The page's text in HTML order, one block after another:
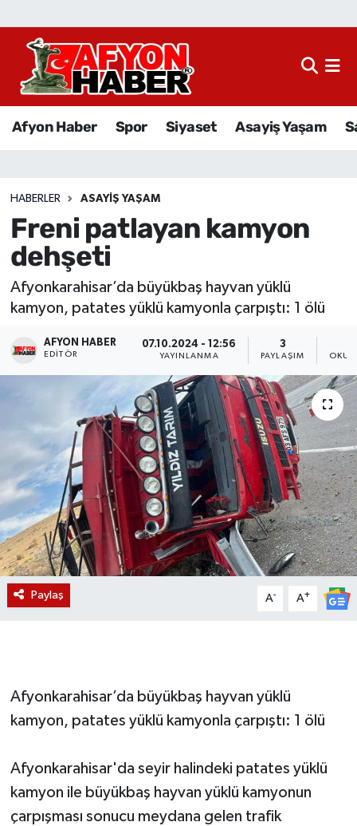
Afyon Haber Spor Siyaset Asayiş Yaşam
HABERLER ASAYIŞ YAŞAM
Freni patlayan kamyon
dehşeti
Afyonkarahisar’da büyükbaş hayvan yüklü
kamyon, patates yüklü kamyonla çarpıştı: 1 ölü
AFYON HABER
EDITÖR
07.10.2024 - 12:56
YAYINLANMA
3
PAYLAŞIM
Paylaş A- A+
Afyonkarahisar’da büyükbaş hayvan yüklü
kamyon, patates yüklü kamyonla çarpıştı: 1 ölü
Afyonkarahisar'da seyir halindeki patates yüklü
kamyon ile büyükbaş hayvan yüklü kamyonun
çarpışması sonucu meydana gelen trafik
Afyon Haber
Sağlık
Eğitim
Sivil Toplum
Ekonomi
Magazin
Etkinlikler